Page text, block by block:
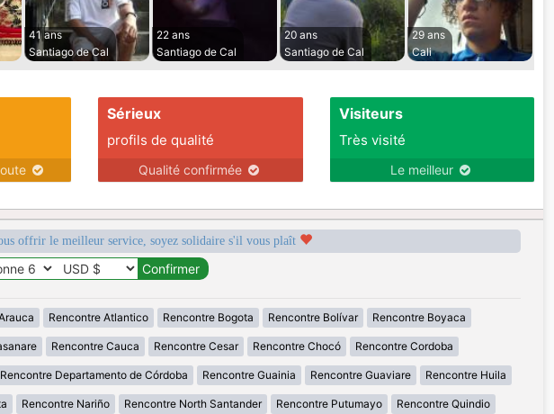
41 ans
Santiago de Cal
22 ans
Santiago de Cal
20 ans
Santiago de Cal
29 ans
Cali
Sérieux
profils de qualité
Qualité confirmée
Visiteurs
Très visité
Le meilleur
offrir le meilleur service, soyez solidaire s'il vous plaît
Rencontre Atlantico Rencontre Bogota Rencontre Bolívar Rencontre Boyaca
Rencontre Cauca Rencontre Cesar Rencontre Chocó Rencontre Cordoba
Rencontre Departamento de Córdoba Rencontre Guainia Rencontre Guaviare Rencontre Huila
Rencontre Nariño Rencontre North Santander Rencontre Putumayo Rencontre Quindio